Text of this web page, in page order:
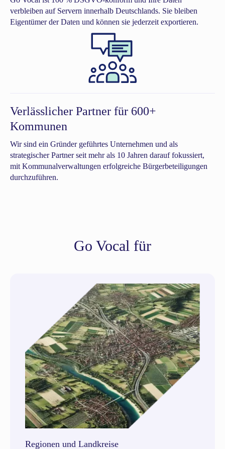
verbleiben auf Servern innerhalb Deutschlands. Sie bleiben
Eigentümer der Daten und können sie jederzeit exportieren.
Verlässlicher Partner für 600+
Kommunen
Wir sind ein Gründer geführtes Unternehmen und als
strategischer Partner seit mehr als 10 Jahren darauf fokussiert,
mit Kommunalverwaltungen erfolgreiche Bürgerbeteiligungen
durchzuführen.
Go Vocal für
Regionen und Landkreise